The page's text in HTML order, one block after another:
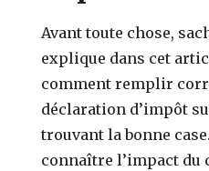
Avant toute chose,
explique dans cet
comment remplir
déclaration d’impôt
trouvant la bonne
connaître l’impact du